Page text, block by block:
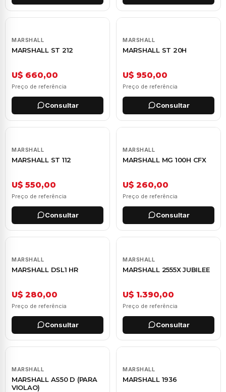
MARSHALL
MARSHALL ST 212
U$ 660,00
Preço de referência
Consultar
MARSHALL
MARSHALL ST 20H
U$ 950,00
Preço de referência
Consultar
MARSHALL
MARSHALL ST 112
U$ 550,00
Preço de referência
Consultar
MARSHALL
MARSHALL MG 100H CFX
U$ 260,00
Preço de referência
Consultar
MARSHALL
MARSHALL DSL1 HR
U$ 280,00
Preço de referência
Consultar
MARSHALL
MARSHALL 2555X JUBILEE
U$ 1.390,00
Preço de referência
Consultar
MARSHALL
MARSHALL AS50 D (PARA
VIOLAO)
MARSHALL
MARSHALL 1936